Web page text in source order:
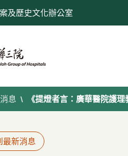
及歷史文化辦公室
息 《提燈者言：廣華醫院護
最新消息